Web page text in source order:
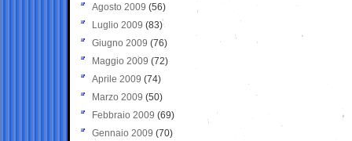
Agosto 2009 (56)
Luglio 2009 (83)
Giugno 2009 (76)
Maggio 2009 (72)
Aprile 2009 (74)
Marzo 2009 (50)
Febbraio 2009 (69)
Gennaio 2009 (70)